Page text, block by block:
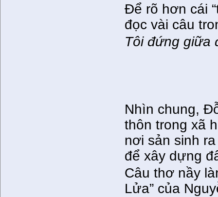
Để rõ hơn cái
đọc vài câu
Tôi đứng giữa
Nhìn chung,
thôn trong xã
nơi sản sinh
để xây dựng
Câu thơ nầy
Lửa” của